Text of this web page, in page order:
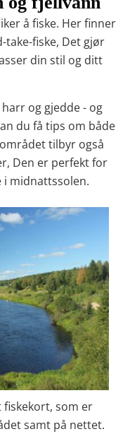
å fiske. Her finner
take-fiske, Det gjør
din stil og ditt
og gjedde - og
du få tips om både
tilbyr også
, Den er perfekt for
i midnattssolen.
fiskekort, som er
samt på nettet.